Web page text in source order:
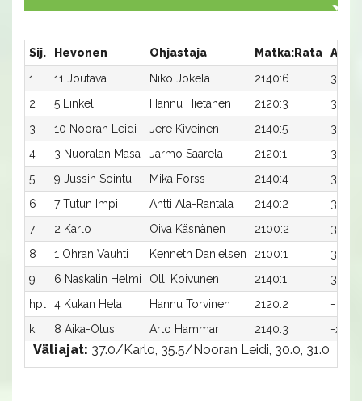
Sij. Hevonen Ohjastaja Matka:Rata
Aika
1
11 Joutava Niko Jokela 2140:6
30,8
2
5 Linkeli Hannu Hietanen 2120:3
31,9
3
10 Nooran Leidi Jere Kiveinen 2140:5
31,1
4
3 Nuoralan Masa Jarmo Saarela 2120:1
32,0
5
9 Jussin Sointu Mika Forss 2140:4
31,4x
6
7 Tutun Impi Antti Ala-Rantala 2140:2
31,8x
7
2 Karlo Oiva Käsnänen 2100:2
34,0x
8
1 Ohran Vauhti Kenneth Danielsen 2100:1
35,8
9
6 Naskalin Helmi Olli Koivunen 2140:1
34,3x
hpl
4 Kukan Hela Hannu Torvinen 2120:2
-
k
8 Aika-Otus Arto Hammar 2140:3 -x
Väliajat: 37.0/Karlo, 35.5/Nooran Leidi, 30.0, 31.0